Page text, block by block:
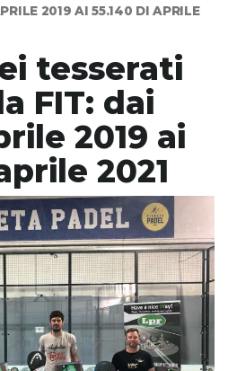
2019 AI 55.140 DI APRILE
tesserati
FIT: dai
2019 ai
2021